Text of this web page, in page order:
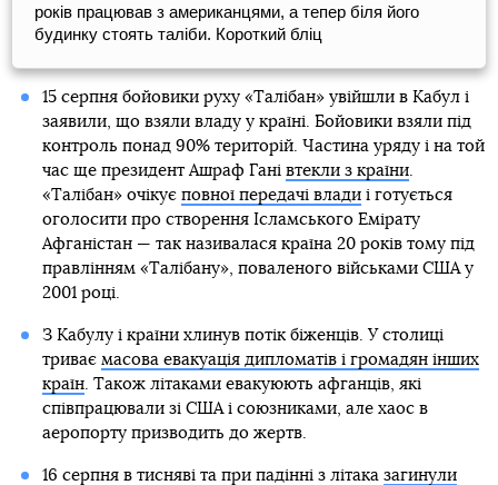
років працював з американцями, а тепер біля його
будинку стоять таліби. Короткий бліц
15 серпня бойовики руху «Талібан» увійшли в Кабул і
заявили, що взяли владу у країні. Бойовики взяли під
контроль понад 90% територій. Частина уряду і на той
час ще президент Ашраф Гані втекли з країни.
«Талібан» очікує повної передачі владиі готується
оголосити про створення Ісламського Емірату
Афганістан — так називалася країна 20 років тому під
правлінням «Талібану», поваленого військами США у
2001 році.
З Кабулу і країни хлинув потік біженців. У столиці
триває масова евакуація дипломатів і громадян інших
країн. Також літаками евакуюють афганців, які
співпрацювали зі США і союзниками, але хаос в
аеропорту призводить до жертв.
16 серпня в тисняві та при падінні з літака загинули